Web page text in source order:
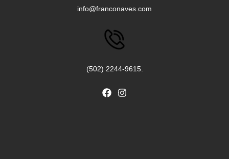
info@franconaves.com
(502) 2244-9615.